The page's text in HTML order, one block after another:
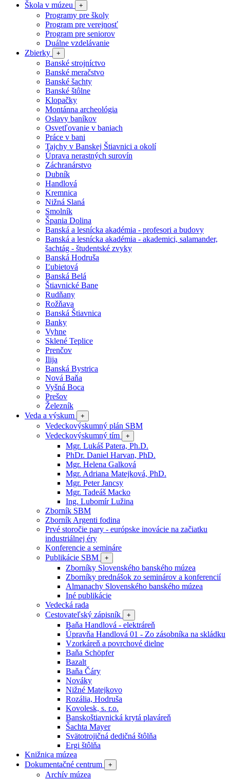
Škola v múzeu
+
Programy pre školy
Program pre verejnosť
Program pre seniorov
Duálne vzdelávanie
Zbierky
+
Banské strojníctvo
Banské meračstvo
Banské šachty
Banské štôlne
Klopačky
Montánna archeológia
Oslavy baníkov
Osvetľovanie v baniach
Práce v bani
Tajchy v Banskej Štiavnici a okolí
Úprava nerastných surovín
Záchranárstvo
Dubník
Handlová
Kremnica
Nižná Slaná
Smolník
Špania Dolina
Banská a lesnícka akadémia - profesori a budovy
Banská a lesnícka akadémia - akademici, salamander,
šachtág - študentské zvyky
Banská Hodruša
Ľubietová
Banská Belá
Štiavnické Bane
Rudňany
Rožňava
Banská Štiavnica
Banky
Vyhne
Sklené Teplice
Prenčov
Ilija
Banská Bystrica
Nová Baňa
Vyšná Boca
Prešov
Železník
Veda a výskum
+
Vedeckovýskumný plán SBM
Vedeckovýskumný tím
+
Mgr. Lukáš Patera, Ph.D.
PhDr. Daniel Harvan, PhD.
Mgr. Helena Galková
Mgr. Adriana Matejková, PhD.
Mgr. Peter Jancsy
Mgr. Tadeáš Macko
Ing. Lubomír Lužina
Zborník SBM
Zborník Argenti fodina
Prvé storočie pary - európske inovácie na začiatku
industriálnej éry
Konferencie a semináre
Publikácie SBM
+
Zborníky Slovenského banského múzea
Zborníky prednášok zo seminárov a konferencií
Almanachy Slovenského banského múzea
Iné publikácie
Vedecká rada
Cestovateľský zápisník
+
Baňa Handlová - elektráreň
Úpravňa Handlová 01 - Zo zásobníka na skládku
Vzorkáreň a povrchové dielne
Baňa Schöpfer
Bazalt
Baňa Čáry
Nováky
Nižné Matejkovo
Rozália, Hodruša
Kovolesk, s. r.o.
Banskoštiavnická krytá plaváreň
Šachta Mayer
Svätotrojičná dedičná štôlňa
Ergi štôlňa
Knižnica múzea
Dokumentačné centrum
+
Archív múzea